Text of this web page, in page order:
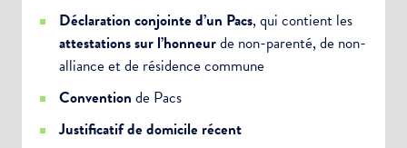
Déclaration conjointe d’un Pacs, qui contient les
attestations sur l’honneurde non-parenté, de non-
alliance et de résidence commune
Convention de Pacs
Justificatif de domicile récent